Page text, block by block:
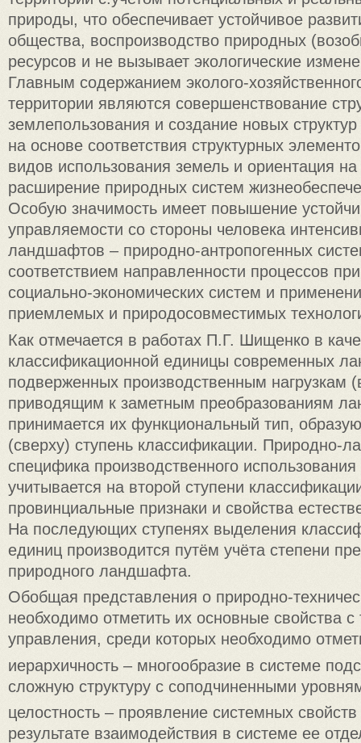
природы, что обеспечивает устойчивое
общества, воспроизводство природных
ресурсов и не вызывает экологические
Главным содержанием эколого-
территории являются совершенствование
землепользования и создание новых
на основе соответствия структурных
видов использования земель и ориентация на
расширение природных систем
Особую значимость имеет повышение
управляемости со стороны человека
ландшафтов – природно-антропогенных
соответствием направленности процессов
социально-экономических систем и
приемлемых и природосовместимых
Как отмечается в работах П.Г. Шищенко в
классификационной единицы современных
подверженных производственным нагрузкам
приводящим к заметным преобразованиям
принимается их функциональный тип,
(сверху) ступень классификации. Природно-
специфика производственного
учитывается на второй ступени
провинциальные признаки и свойства
На последующих ступенях выделения
единиц производится путём учёта степени
природного ландшафта.
Обобщая представления о природно-
необходимо отметить их основные свойства с
управления, среди которых необходимо
иерархичность – многообразие в системе
сложную структуру с соподчиненными
целостность – проявление системных свойств
результате взаимодействия в системе ее